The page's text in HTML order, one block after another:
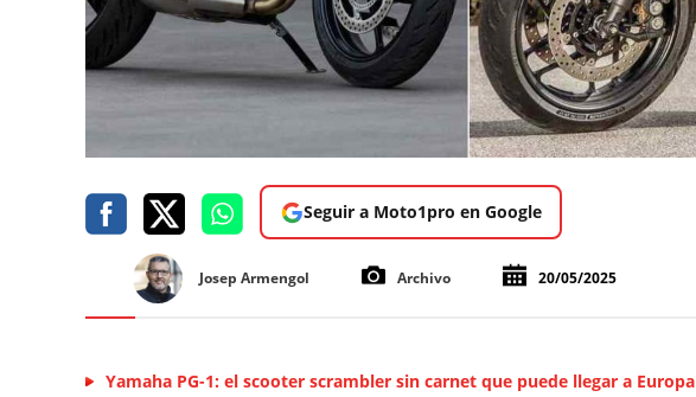
Seguir a Moto1pro en Google
Josep Armengol Archivo 20/05/2025
Yamaha PG-1: el scooter scrambler sin carnet que puede llegar a Europa